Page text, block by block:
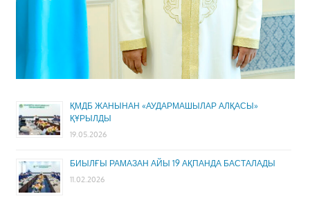
ҚМДБ ЖАНЫНАН «АУДАРМАШЫЛАР АЛҚАСЫ»
ҚҰРЫЛДЫ
19.05.2026
БИЫЛҒЫ РАМАЗАН АЙЫ 19 АҚПАНДА БАСТАЛАДЫ
11.02.2026